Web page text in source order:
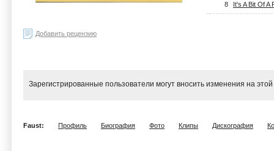
8 It's A Bit Of A
Добавить рецензию
Зарегистрированные пользователи могут вносить изменения на
Faust: Профиль Биография Фото Клипы Дискография